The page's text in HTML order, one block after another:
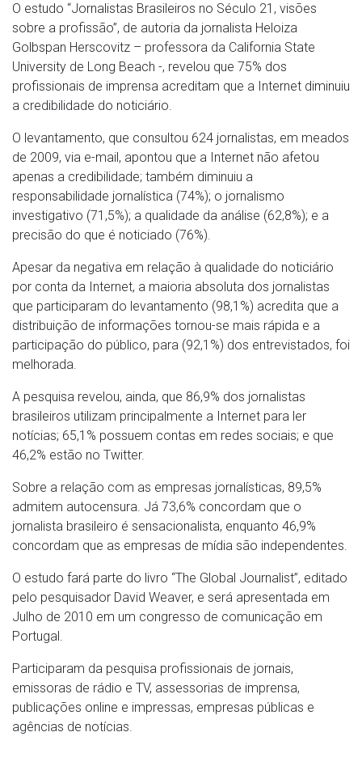
O estudo “Jornalistas Brasileiros no Século 21, visões
sobre a profissão”, de autoria da jornalista Heloiza
Golbspan Herscovitz – professora da California State
University de Long Beach -, revelou que 75% dos
profissionais de imprensa acreditam que a Internet diminuiu
a credibilidade do noticiário.
O levantamento, que consultou 624 jornalistas, em meados
de 2009, via e-mail, apontou que a Internet não afetou
apenas a credibilidade; também diminuiu a
responsabilidade jornalística (74%); o jornalismo
investigativo (71,5%); a qualidade da análise (62,8%); e a
precisão do que é noticiado (76%).
Apesar da negativa em relação à qualidade do noticiário
por conta da Internet, a maioria absoluta dos jornalistas
que participaram do levantamento (98,1%) acredita que a
distribuição de informações tornou-se mais rápida e a
participação do público, para (92,1%) dos entrevistados, foi
melhorada.
A pesquisa revelou, ainda, que 86,9% dos jornalistas
brasileiros utilizam principalmente a Internet para ler
notícias; 65,1% possuem contas em redes sociais; e que
46,2% estão no Twitter.
Sobre a relação com as empresas jornalísticas, 89,5%
admitem autocensura. Já 73,6% concordam que o
jornalista brasileiro é sensacionalista, enquanto 46,9%
concordam que as empresas de mídia são independentes.
O estudo fará parte do livro “The Global Journalist”, editado
pelo pesquisador David Weaver, e será apresentada em
Julho de 2010 em um congresso de comunicação em
Portugal.
Participaram da pesquisa profissionais de jornais,
emissoras de rádio e TV, assessorias de imprensa,
publicações online e impressas, empresas públicas e
agências de notícias.